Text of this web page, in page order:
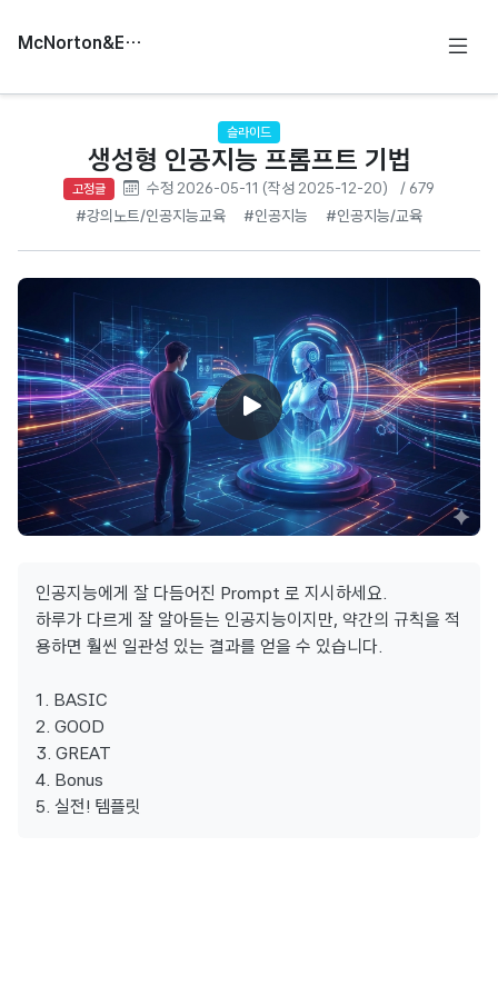
McNorton&Education
슬라이드
생성형 인공지능 프롬프트 기법
고정글 수정 2026-05-11 (작성 2025-12-20)
/ 679
#강의노트/인공지능교육
#인공지능 #인공지능/교육
인공지능에게 잘 다듬어진 Prompt 로 지시하세요.
하루가 다르게 잘 알아듣는 인공지능이지만, 약간의 규칙을 적
용하면 훨씬 일관성 있는 결과를 얻을 수 있습니다.
1. BASIC
2. GOOD
3. GREAT
4. Bonus
5. 실전! 템플릿